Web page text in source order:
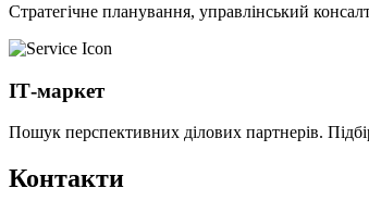
Стратегічне планування, управлінський
ІТ-маркет
Пошук перспективних ділових партнерів.
Контакти